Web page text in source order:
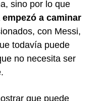
sino por lo que
a caminar
con Messi,
todavía puede
no necesita ser
que puede